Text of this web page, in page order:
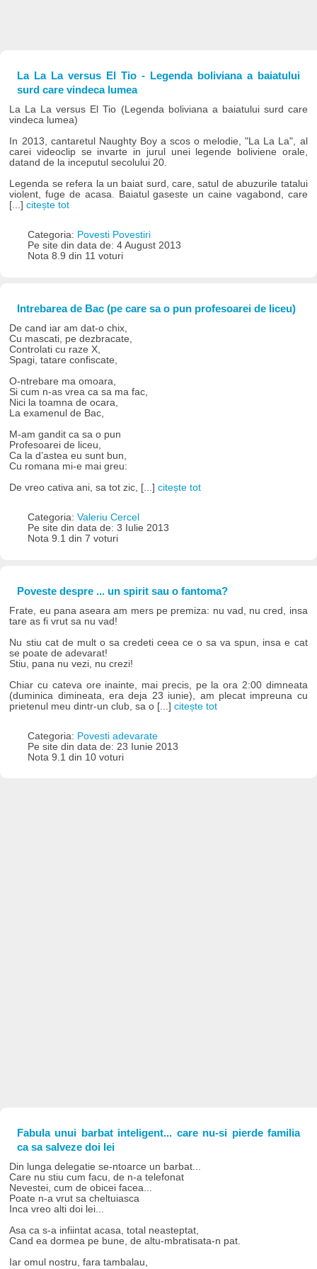
La La La versus El Tio - Legenda boliviana a baiatului
surd care vindeca lumea
La La La versus El Tio (Legenda boliviana a baiatului surd care
vindeca lumea)
In 2013, cantaretul Naughty Boy a scos o melodie, "La La La", al
carei videoclip se invarte in jurul unei legende boliviene orale,
datand de la inceputul secolului 20.
Legenda se refera la un baiat surd, care, satul de abuzurile tatalui
violent, fuge de acasa. Baiatul gaseste un caine vagabond, care
[...]citește tot
Categoria: Povesti Povestiri
Pe site din data de: 4 August 2013
Nota 8.9 din 11 voturi
Intrebarea de Bac (pe care sa o pun profesoarei de liceu)
De cand iar am dat-o chix,
Cu mascati, pe dezbracate,
Controlati cu raze X,
Spagi, tatare confiscate,
O-ntrebare ma omoara,
Si cum n-as vrea ca sa ma fac,
Nici la toamna de ocara,
La examenul de Bac,
M-am gandit ca sa o pun
Profesoarei de liceu,
Ca la d’astea eu sunt bun,
Cu romana mi-e mai greu:
De vreo cativa ani, sa tot zic, [...]citește tot
Categoria: Valeriu Cercel
Pe site din data de: 3 Iulie 2013
Nota 9.1 din 7 voturi
Poveste despre ... un spirit sau o fantoma?
Frate, eu pana aseara am mers pe premiza: nu vad, nu cred, insa
tare as fi vrut sa nu vad!
Nu stiu cat de mult o sa credeti ceea ce o sa va spun, insa e cat
se poate de adevarat!
Stiu, pana nu vezi, nu crezi!
Chiar cu cateva ore inainte, mai precis, pe la ora 2:00 dimneata
(duminica dimineata, era deja 23 iunie), am plecat impreuna cu
prietenul meu dintr-un club, sa o [...]citește tot
Categoria: Povesti adevarate
Pe site din data de: 23 Iunie 2013
Nota 9.1 din 10 voturi
Fabula unui barbat inteligent... care nu-si pierde familia
ca sa salveze doi lei
Din lunga delegatie se-ntoarce un barbat...
Care nu stiu cum facu, de n-a telefonat
Nevestei, cum de obicei facea...
Poate n-a vrut sa cheltuiasca
Inca vreo alti doi lei...
Asa ca s-a infiintat acasa, total neasteptat,
Cand ea dormea pe bune, de altu-mbratisata-n pat.
Iar omul nostru, fara tambalau,